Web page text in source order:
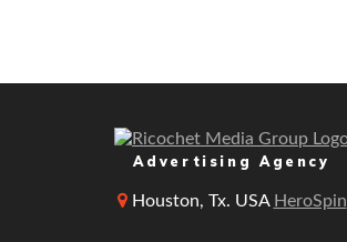
Advertising Agency
Houston, Tx. USA HeroSpin